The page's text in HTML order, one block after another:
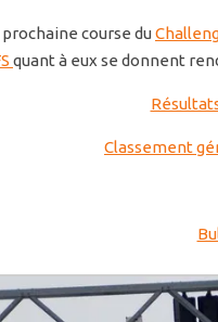
prochaine course du
quant à eux se donnent
Classement